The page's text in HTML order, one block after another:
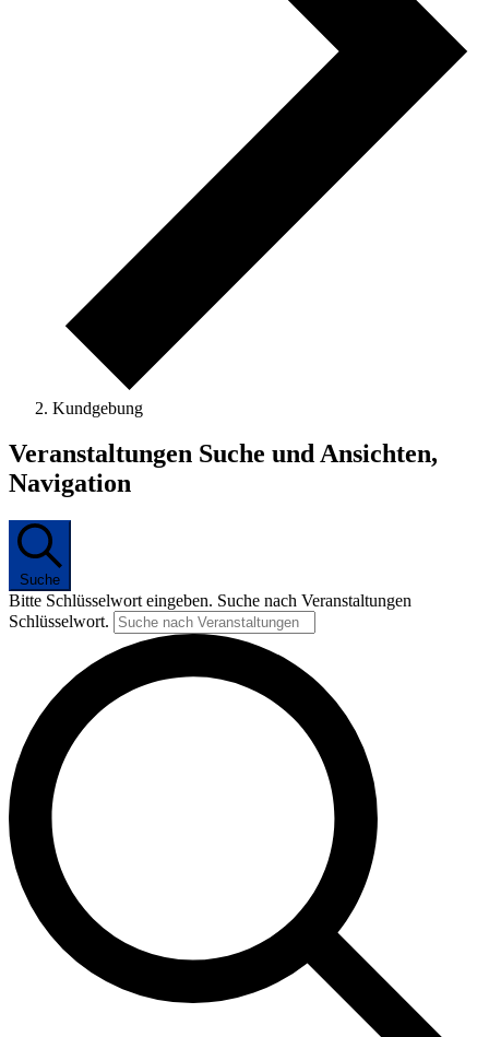
Kundgebung
Veranstaltungen Suche und Ansichten,
Navigation
Suche
Bitte Schlüsselwort eingeben. Suche nach Veranstaltungen
Schlüsselwort.